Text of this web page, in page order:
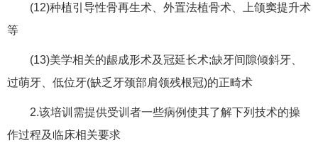
(12)种植引导性骨再生术、外置法植骨术、上颌窦提升术
等
(13)美学相关的龈成形术及冠延长术;缺牙间隙倾斜牙、
过萌牙、低位牙(缺乏牙颈部肩领残根冠)的正畸术
2.该培训需提供受训者一些病例使其了解下列技术的操
作过程及临床相关要求